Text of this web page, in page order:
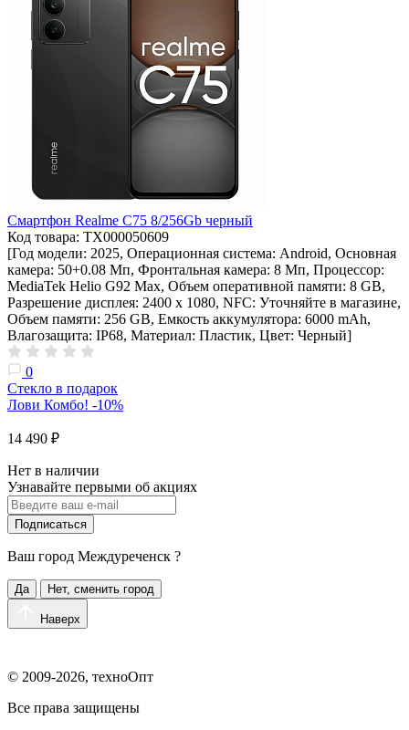
Смартфон Realme C75 8/256Gb черный
Код товара: ТХ000050609
[Год модели: 2025, Операционная система: Android, Основная
камера: 50+0.08 Мп, Фронтальная камера: 8 Мп, Процессор:
MediaTek Helio G92 Max, Объем оперативной памяти: 8 GB,
Разрешение дисплея: 2400 x 1080, NFC: Уточняйте в магазине,
Объем памяти: 256 GB, Емкость аккумулятора: 6000 mAh,
Влагозащита: IP68, Материал: Пластик, Цвет: Черный]
0
Стекло в подарок
Лови Комбо! -10%
14 490 ₽
Нет в наличии
Узнавайте первыми об акциях
Подписаться
Ваш город Междуреченск ?
Да Нет, сменить город
Наверх
© 2009-2026, техноОпт
Все права защищены